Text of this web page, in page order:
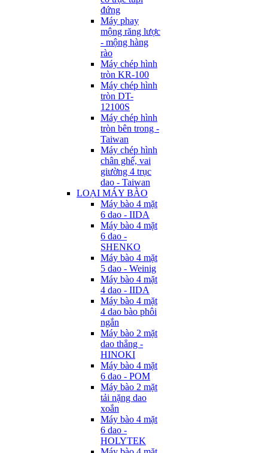
đứng
Máy phay
mộng răng lược
- mộng hàng
rào
Máy chép hình
tròn KR-100
Máy chép hình
tròn DT-
12100S
Máy chép hình
tròn bên trong -
Taiwan
Máy chép hình
chân ghế, vai
giường 4 trục
dao - Taiwan
LOẠI MÁY BÀO
Máy bào 4 mặt
6 dao - IIDA
Máy bào 4 mặt
6 dao -
SHENKO
Máy bào 4 mặt
5 dao - Weinig
Máy bào 4 mặt
4 dao - IIDA
Máy bào 4 mặt
4 dao bào phôi
ngắn
Máy bào 2 mặt
dao thẳng -
HINOKI
Máy bào 4 mặt
6 dao - POM
Máy bào 2 mặt
tải nặng dao
xoắn
Máy bào 4 mặt
6 dao -
HOLYTEK